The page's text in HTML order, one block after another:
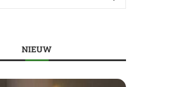
NIEUW